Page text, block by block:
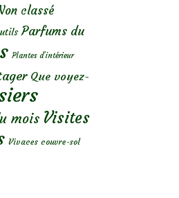
classé
Parfums du
Plantes d’intérieur
Que voyez-
mois Visites
Vivaces couvre-sol